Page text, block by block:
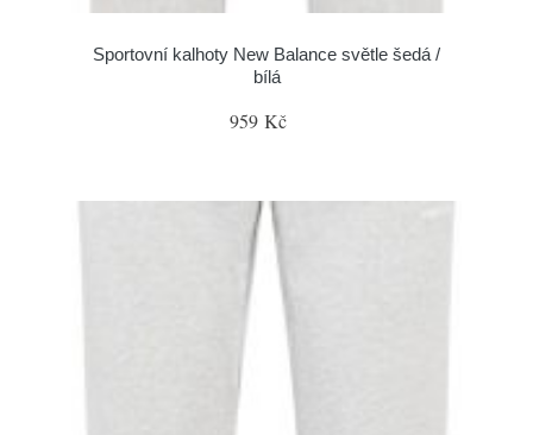
Sportovní kalhoty New Balance světle šedá /
bílá
959 Kč